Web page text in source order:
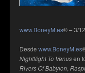
www.BoneyM.es® – 3/
Desde www.BoneyM.es
Nightflight To Venusen
Rivers Of Babylon,